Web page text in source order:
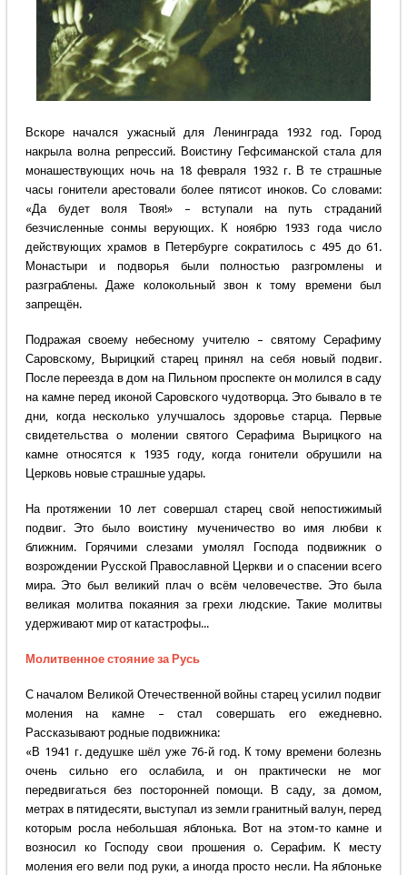
Вскоре начался ужасный для Ленинграда 1932 год. Город
накрыла волна репрессий. Воистину Гефсиманской стала для
монашествующих ночь на 18 февраля 1932 г. В те страшные
часы гонители арестовали более пятисот иноков. Со словами:
«Да будет воля Твоя!» – вступали на путь страданий
безчисленные сонмы верующих. К ноябрю 1933 года число
действующих храмов в Петербурге сократилось с 495 до 61.
Монастыри и подворья были полностью разгромлены и
разграблены. Даже колокольный звон к тому времени был
запрещён.
Подражая своему небесному учителю – святому Серафиму
Саровскому, Вырицкий старец принял на себя новый подвиг.
После переезда в дом на Пильном проспекте он молился в саду
на камне перед иконой Саровского чудотворца. Это бывало в те
дни, когда несколько улучшалось здоровье старца. Первые
свидетельства о молении святого Серафима Вырицкого на
камне относятся к 1935 году, когда гонители обрушили на
Церковь новые страшные удары.
На протяжении 10 лет совершал старец свой непостижимый
подвиг. Это было воистину мученичество во имя любви к
ближним. Горячими слезами умолял Господа подвижник о
возрождении Русской Православной Церкви и о спасении всего
мира. Это был великий плач о всём человечестве. Это была
великая молитва покаяния за грехи людские. Такие молитвы
удерживают мир от катастрофы...
Молитвенное стояние за Русь
С началом Великой Отечественной войны старец усилил подвиг
моления на камне – стал совершать его ежедневно.
Рассказывают родные подвижника:
«В 1941 г. дедушке шёл уже 76-й год. К тому времени болезнь
очень сильно его ослабила, и он практически не мог
передвигаться без посторонней помощи. В саду, за домом,
метрах в пятидесяти, выступал из земли гранитный валун, перед
которым росла небольшая яблонька. Вот на этом-то камне и
возносил ко Господу свои прошения о. Серафим. К месту
моления его вели под руки, а иногда просто несли. На яблоньке